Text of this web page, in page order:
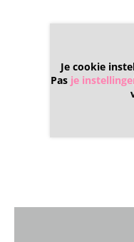
Je cookie
Pas je